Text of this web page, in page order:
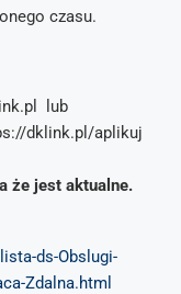
czasu.
lub
dklink.pl/aplikuj
że jest aktualne.
ds-Obslugi-
Zdalna.html